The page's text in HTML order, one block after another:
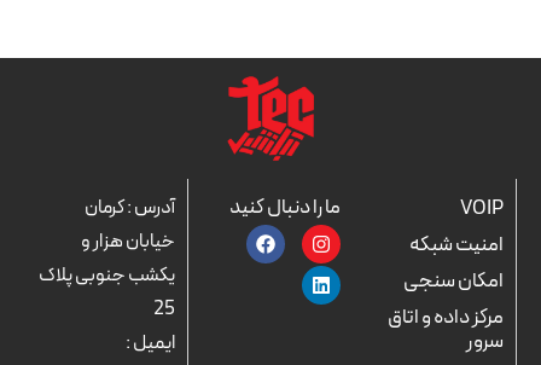
VOIP
امنیت شبکه
امکان سنجی
مرکز داده و اتاق
سرور
ما را دنبال کنید
I
n
s
t
a
F
a
c
L
i
n
k
e
آدرس : کرمان
خیابان هزار و
یکشب جنوبی پلاک
25
ایمیل :